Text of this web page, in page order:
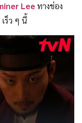
Leeทางช่อง
ร็ว ๆ นี้